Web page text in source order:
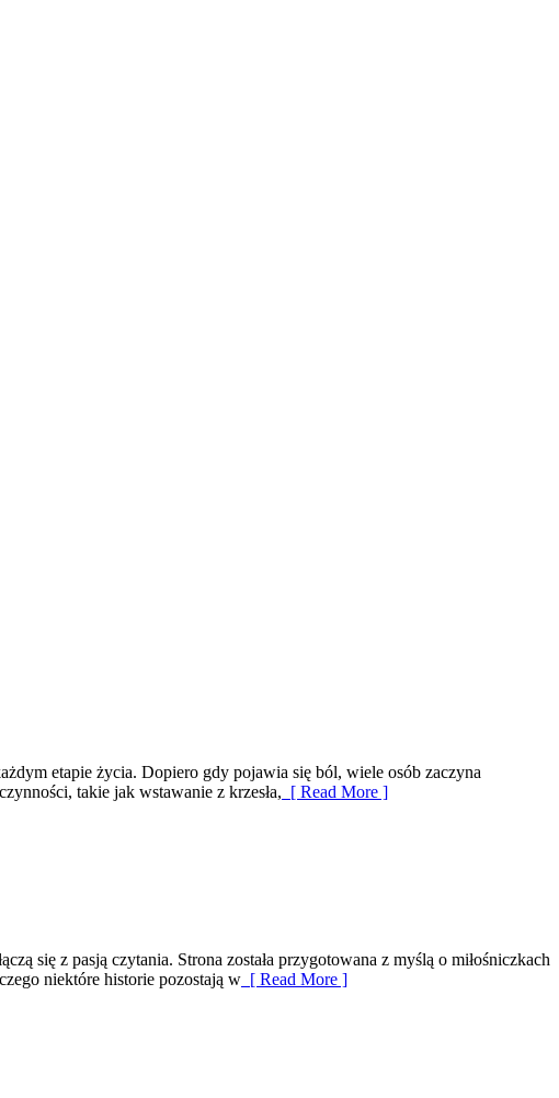
etapie życia. Dopiero gdy pojawia się ból, wiele osób zaczyna
takie jak wstawanie z krzesła, [ Read More ]
się z pasją czytania. Strona została przygotowana z myślą o miłośniczkach
niektóre historie pozostają w [ Read More ]